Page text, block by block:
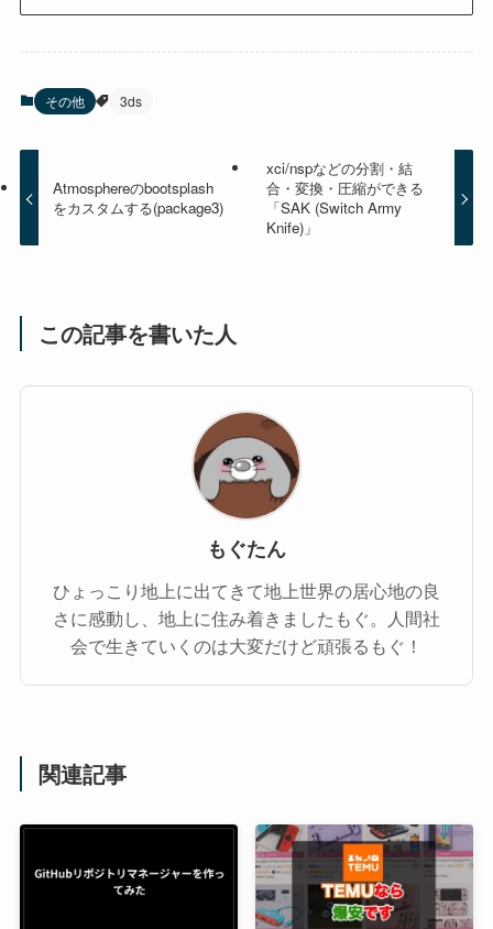
その他 3ds
Atmosphereのbootsplash
をカスタムする(package3)
xci/nspなどの分割・結
合・変換・圧縮ができる
「SAK (Switch Army
Knife)」
この記事を書いた人
もぐたん
ひょっこり地上に出てきて地上世界の居心地の良
さに感動し、地上に住み着きましたもぐ。人間社
会で生きていくのは大変だけど頑張るもぐ！
関連記事